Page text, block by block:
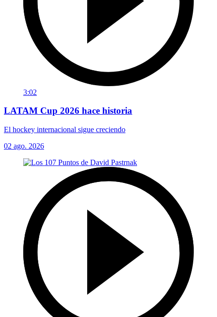
3:02
LATAM Cup 2026 hace historia
El hockey internacional sigue creciendo
02 ago. 2026